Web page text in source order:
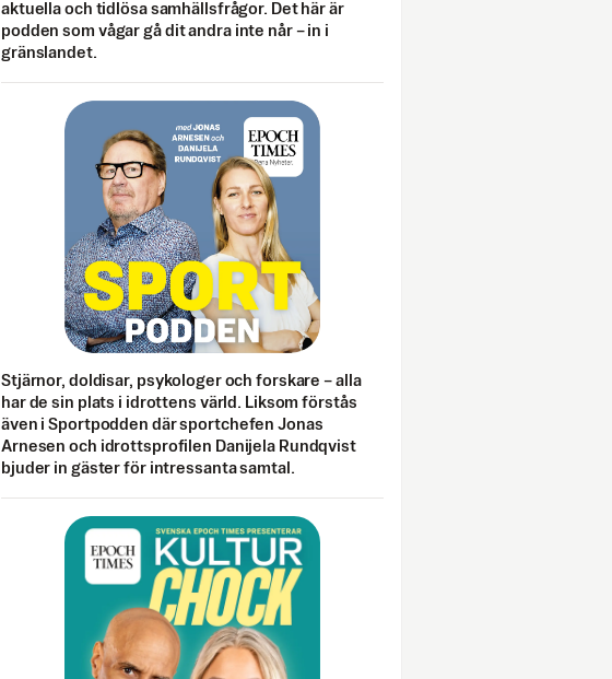
aktuella och tidlösa samhällsfrågor. Det här är
podden som vågar gå dit andra inte når – in i
gränslandet.
Stjärnor, doldisar, psykologer och forskare – alla
har de sin plats i idrottens värld. Liksom förstås
även i Sportpodden där sportchefen Jonas
Arnesen och idrottsprofilen Danijela Rundqvist
bjuder in gäster för intressanta samtal.